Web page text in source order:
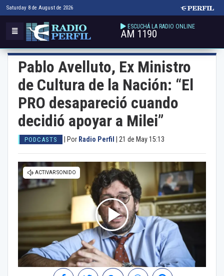
Saturday 8 de August de 2026
ESCUCHÁ LA RADIO ONLINE
AM 1190
Pablo Avelluto, Ex Ministro
de Cultura de la Nación: “El
PRO desapareció cuando
decidió apoyar a Milei”
PODCASTS Por Radio Perfil 21 de May 15:13